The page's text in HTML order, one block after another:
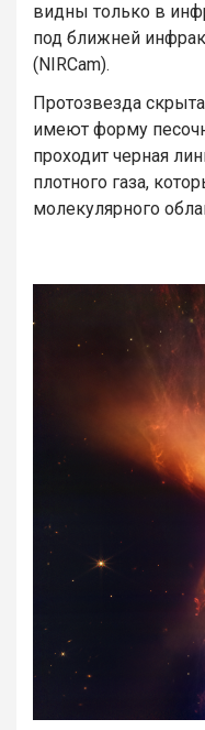
видны только в
под ближней
(NIRCam).
Протозвезда
имеют форму
проходит черная
плотного газа,
молекулярного